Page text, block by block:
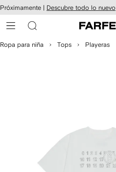
al
Próximamente | Descubre todo lo nuevo
Ropa para niña Tops Playeras